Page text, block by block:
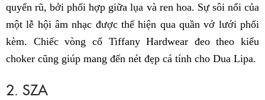
quyến rũ, bởi phối hợp giữa lụa và ren hoa. Sự sôi nổi của
một lễ hội âm nhạc được thể hiện qua quần vớ lưới phối
kèm. Chiếc vòng cổ Tiffany Hardwear đeo theo kiểu
choker cũng giúp mang đến nét đẹp cá tính cho Dua Lipa.
2. SZA